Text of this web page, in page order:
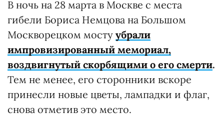
В ночь на 28 марта в Москве с места
гибели Бориса Немцова на Большом
Москворецком мосту убрали
импровизированный мемориал,
воздвигнутый скорбящими о его смерти.
Тем не менее, его сторонники вскоре
принесли новые цветы, лампадки и флаг,
снова отметив это место.